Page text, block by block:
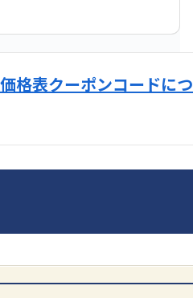
DENON
プリメイン
アンプ
格表クーポンコードにつ